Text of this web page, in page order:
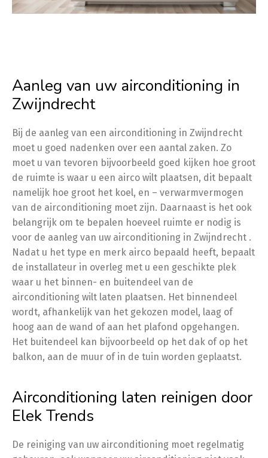
Aanleg van uw airconditioning in
Zwijndrecht
Bij de aanleg van een airconditioning in Zwijndrecht
moet u goed nadenken over een aantal zaken. Zo
moet u van tevoren bijvoorbeeld goed kijken hoe groot
de ruimte is waar u een airco wilt plaatsen, dit bepaalt
namelijk hoe groot het koel, en – verwarmvermogen
van de airconditioning moet zijn. Daarnaast is het ook
belangrijk om te bepalen hoeveel ruimte er nodig is
voor de aanleg van uw airconditioning in Zwijndrecht .
Nadat u het type en merk airco bepaald heeft, bepaalt
de installateur in overleg met u een geschikte plek
waar u het binnen- en buitendeel van de
airconditioning wilt laten plaatsen. Het binnendeel
wordt, afhankelijk van het gekozen model, laag of
hoog aan de wand of aan het plafond opgehangen.
Het buitendeel kan bijvoorbeeld op het dak of op het
balkon, aan de muur of in de tuin worden geplaatst.
Airconditioning laten reinigen door
Elek Trends
De reiniging van uw airconditioning moet regelmatig